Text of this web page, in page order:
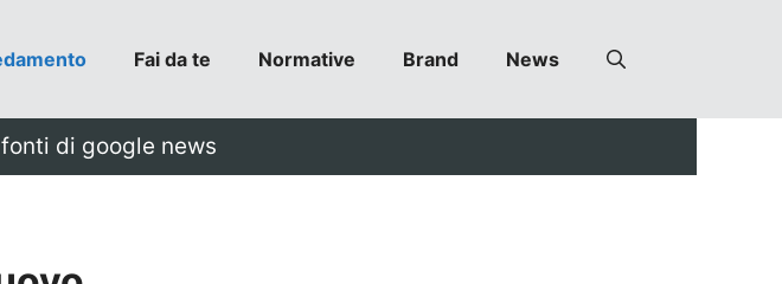
Fai da te Normative Brand News
di google news